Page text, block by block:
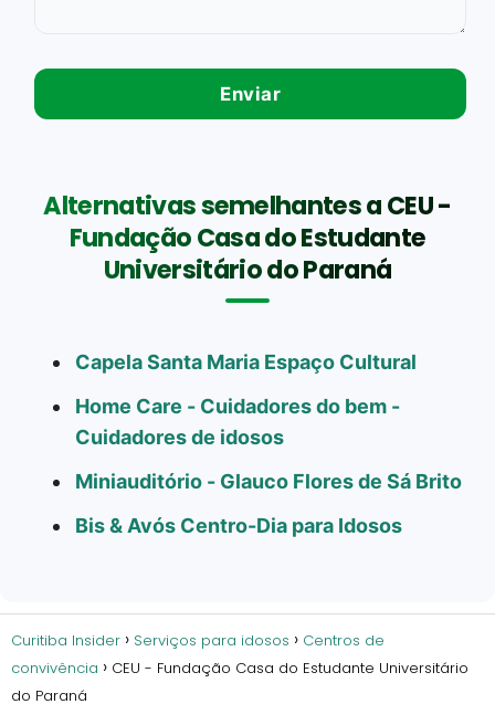
Alternativas semelhantes a CEU -
Fundação Casa do Estudante
Universitário do Paraná
Capela Santa Maria Espaço Cultural
Home Care - Cuidadores do bem -
Cuidadores de idosos
Miniauditório - Glauco Flores de Sá Brito
Bis & Avós Centro-Dia para Idosos
Curitiba Insider Serviços para idosos
Centros de
convivência
CEU - Fundação Casa do Estudante Universitário
do Paraná